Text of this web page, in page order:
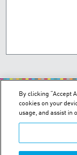
By clicking “Accept
cookies on your
usage, and assist in